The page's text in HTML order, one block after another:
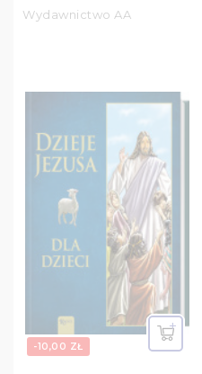
Wydawnictwo AA
-10,00 ZŁ